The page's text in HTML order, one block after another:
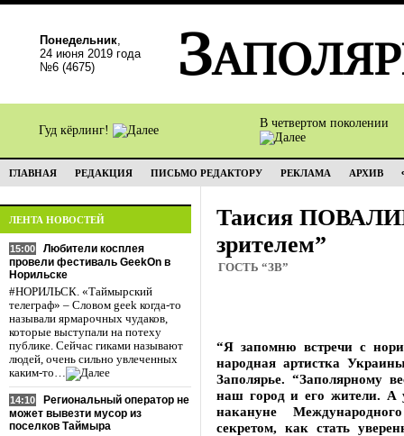
Понедельник,
24 июня 2019 года
№6 (4675)
Гуд кёрлинг!
В четвертом поколении
ГЛАВНАЯ РЕДАКЦИЯ ПИСЬМО РЕДАКТОРУ РЕКЛАМА АРХИВ
ЛЕНТА НОВОСТЕЙ
15:00
Любители косплея
провели фестиваль GeekOn в
Норильске
#НОРИЛЬСК. «Таймырский
телеграф» – Словом geek когда-то
называли ярмарочных чудаков,
которые выступали на потеху
публике. Сейчас гиками называют
людей, очень сильно увлеченных
каким-то…
14:10
Региональный оператор не
может вывезти мусор из
поселков Таймыра
Таисия
зрителем”
ГОСТЬ “ЗВ”
“Я запомню встречи с
народная артистка
Заполярье. “Заполярному
наш город и его жители. А
накануне
секретом, как стать